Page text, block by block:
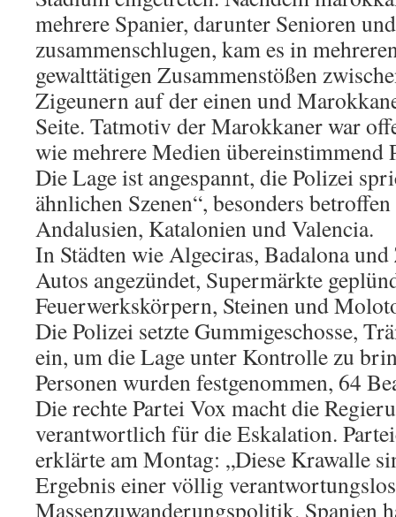
mehrere Spanier, darunter Senioren
zusammenschlugen, kam es in
gewalttätigen Zusammenstößen
Zigeunern auf der einen und
Seite. Tatmotiv der Marokkaner war
wie mehrere Medien übereinstimmend
Die Lage ist angespannt, die Polizei
ähnlichen Szenen“, besonders
Andalusien, Katalonien und Valencia.
In Städten wie Algeciras, Badalona
Autos angezündet, Supermärkte
Feuerwerkskörpern, Steinen und
Die Polizei setzte Gummigeschosse,
ein, um die Lage unter Kontrolle zu
Personen wurden festgenommen, 64
Die rechte Partei Vox macht die
verantwortlich für die Eskalation.
erklärte am Montag: „Diese Krawalle
Ergebnis einer völlig
Massenzuwanderungspolitik. Spanien